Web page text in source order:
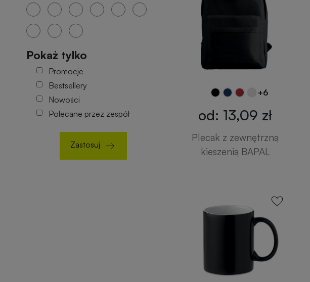
Pokaż tylko
Promocje
Bestsellery
Nowości
Polecane przez zespół
Zastosuj
+6
od: 13,09 zł
Plecak z zewnętrzną
kieszenią BAPAL